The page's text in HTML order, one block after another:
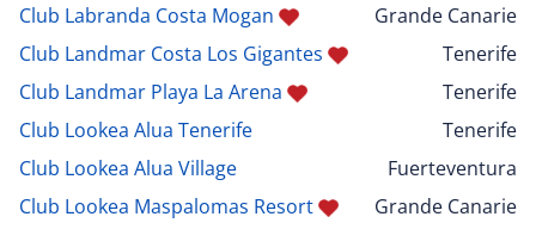
Club Labranda Costa Mogan
Grande Canarie
Club Landmar Costa Los Gigantes
Tenerife
Club Landmar Playa La Arena
Tenerife
Club Lookea Alua Tenerife
Tenerife
Club Lookea Alua Village
Fuerteventura
Club Lookea Maspalomas Resort
Grande Canarie